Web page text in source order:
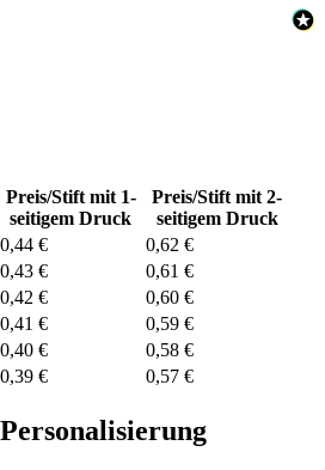
Preis/Stift mit 1-
seitigem Druck
Preis/Stift mit 2-
seitigem Druck
0,44 €
0,62 €
0,43 €
0,61 €
0,42 €
0,60 €
0,41 €
0,59 €
0,40 €
0,58 €
0,39 € 0,57 €